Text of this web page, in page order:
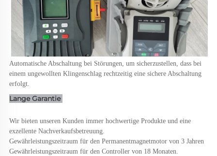
Automatische Abschaltung bei Störungen, um sicherzustellen, dass bei
einem ungewollten Klingenschlag rechtzeitig eine sichere Abschaltung
erfolgt.
Lange Garantie
Wir bieten unseren Kunden immer hochwertige Produkte und eine
exzellente Nachverkaufsbetreuung.
Gewährleistungszeitraum für den Permanentmagnetmotor von 3 Jahren
Gewährleistungszeitraum für den Controller von 18 Monaten.